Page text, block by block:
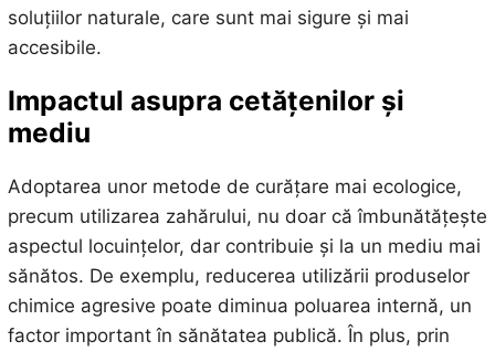
soluțiilor naturale, care sunt mai sigure și mai
accesibile.
Impactul asupra cetățenilor și
mediu
Adoptarea unor metode de curățare mai ecologice,
precum utilizarea zahărului, nu doar că îmbunătățește
aspectul locuințelor, dar contribuie și la un mediu mai
sănătos. De exemplu, reducerea utilizării produselor
chimice agresive poate diminua poluarea internă, un
factor important în sănătatea publică. În plus, prin